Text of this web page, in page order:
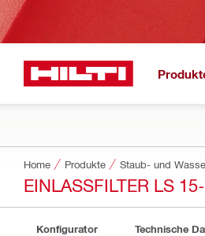
Home Produkte
EINLASSFILTER LS
Konfigurator Technische